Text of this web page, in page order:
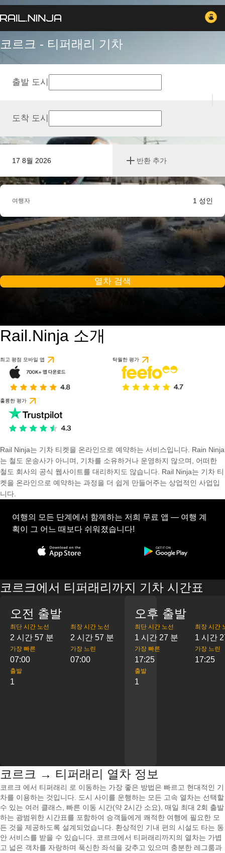
코르크 - 티퍼래리 기차
17 8월 2026 반환 추가
출발 도시
도착 도시
여행자 1 성인
열차 검색
Rail.Ninja 소개
최고 평점 모바일 앱 탁월한 평가
훌륭한 평가
Rail Ninja는 기차 티켓을 온라인으로 예약하는 서비스입니다. Rain Ninja
는 철도 운송사가 아니며, 기차를 소유하거나 운영하지 않으며, 어떠한
철도 회사의 공식 웹사이트를 대리하지도 않습니다. Rail Ninja는 기차 티
켓을 온라인으로 예약하는 과정을 더 쉽게 만들어주는 상업적인 사업입
니다.
여행의 모든 단계에서 함께하는 저희 무료 앱 — 여행 계
획이 그 어느 때보다 쉬워졌습니다!
코르크에서 티퍼래리까지 기차 시간표
오전 출발
최단 시간 노선
2 시간 57 분
최장 시간 노선
2 시간 57 분
가장 빠른
07:00
가장 느린
07:00
출발
1
오후 출발
최단 시간 노선
1 시간 27 분
최장 시간
1 시간
가장 빠른
17:25
가장 느린
17:25
출발
1
코르크 → 티퍼래리 열차 정보
코르크 에서 티퍼래리 로 이동하는 가장 좋은 방법은 빠르고 현대적인 기
차를 이용하는 것입니다. 도시 사이를 운행하는 모든 고속 열차는 선택할
수 있는 여러 클래스, 빠른 이동 시간(약 2시간 소요), 매일 최대 2회 출발
하는 광범위한 시간표를 포함하여 승객들에게 쾌적한 여행에 필요한 모
든 것을 제공하도록 설계되었습니다. 환상적인 기내 편의 시설도 타는 동
안 서비스를 받을 수 있습니다. 코르크에서 티퍼래리까지의 열차는 가볍
고 넓은 객차를 자랑하며 푹신한 좌석을 갖추고 있으며 충분한 레그룸과